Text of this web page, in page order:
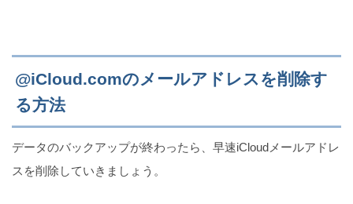
@iCloud.comのメールアドレスを削除す
る方法
データのバックアップが終わったら、早速iCloudメールアドレ
スを削除していきましょう。